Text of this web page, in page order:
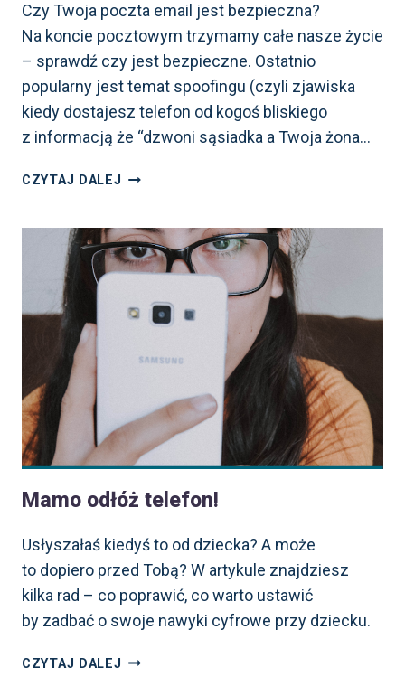
Czy Twoja poczta email jest bezpieczna?
Na koncie pocztowym trzymamy całe nasze życie
– sprawdź czy jest bezpieczne. Ostatnio
popularny jest temat spoofingu (czyli zjawiska
kiedy dostajesz telefon od kogoś bliskiego
z informacją że “dzwoni sąsiadka a Twoja żona…
CZYTAJ DALEJ CZY JESTEŚ
Mamo odłóż telefon!
Usłyszałaś kiedyś to od dziecka? A może
to dopiero przed Tobą? W artykule znajdziesz
kilka rad – co poprawić, co warto ustawić
by zadbać o swoje nawyki cyfrowe przy dziecku.
CZYTAJ DALEJ MAMO